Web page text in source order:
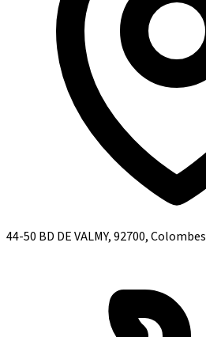
44-50 BD DE VALMY, 92700, Colombes